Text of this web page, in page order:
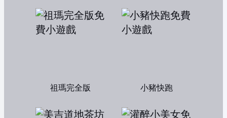
祖瑪完全版 小豬快跑